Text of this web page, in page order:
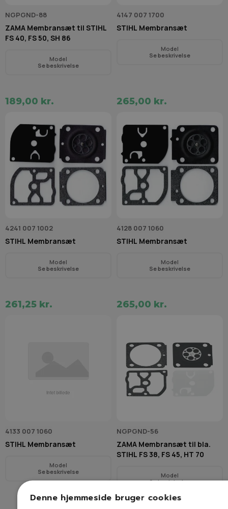
NGPGND-88
ZAMA Membransæt til STIHL
FS 40, FS 50, SH 86
Model
Se beskrivelse
189,00 kr.
4147 007 1700
STIHL Membransæt
Model
Se beskrivelse
265,00 kr.
4241 007 1002
STIHL Membransæt
Model
Se beskrivelse
261,25 kr.
4128 007 1060
STIHL Membransæt
Model
Se beskrivelse
265,00 kr.
4133 007 1060
STIHL Membransæt
Model
Se beskrivelse
NGPGND-56
ZAMA Membransæt til bla.
STIHL FS 38, FS 45, HT 70
Model
Se beskrivelse
Denne hjemmeside bruger cookies